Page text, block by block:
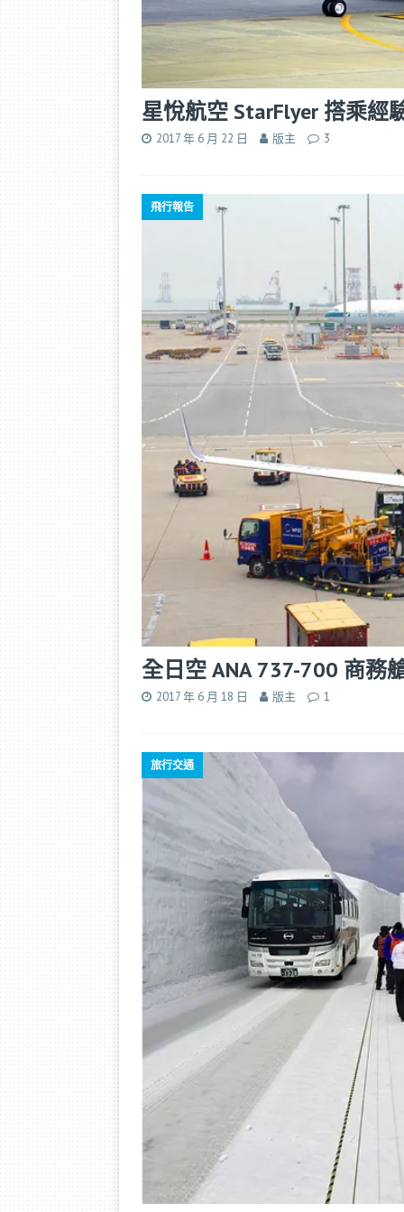
星悅航空 StarFlyer 搭乘經
2017 年 6 月 22 日 版主 3
飛行報告
全日空 ANA 737-700 商務
2017 年 6 月 18 日 版主 1
旅行交通